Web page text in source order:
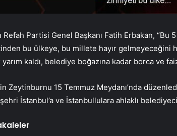
Refah Partisi Genel Başkanı Fatih Erbakan, “Bu
bu ülkeye, bu millete hayır gelmeyeceğini
kaldı, belediye boğazına kadar borca ve
Zeytinburnu 15 Temmuz Meydanı’nda
İstanbul’a ve İstanbullulara ahlaklı